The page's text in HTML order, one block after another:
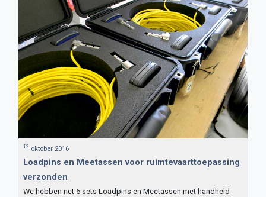
12 oktober 2016
Loadpins en Meetassen voor ruimtevaarttoepassing
verzonden
We hebben net 6 sets Loadpins en Meetassen met handheld